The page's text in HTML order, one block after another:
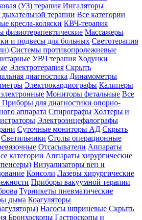
(УЗ) терапия Ингаляторы
терапии Все категории
кресла-коляски КВЧ-терапия
физиотерапевтические Массажеры
и подвесы для больных Светотерапия
Системы противопролежневые
УВЧ терапия Ходунки
Электротерапия Скрыть
диагностика Динамометры
Электрокардиографы Калиперы
Мониторы фетальные Все
Приборы для диагностики опорно-
аппарата Спирографы Холтеры и
Электроэнцефалографы
Суточные мониторы АД Скрыть
Светильники Столы операционные
Отсасыватели Аппараты
категории Аппараты хирургические
Визуализаторы вен и
Консоли Лазеры хирургические
Приборы вакуумной терапии
Турникеты пневматические
дыма Коагуляторы
Насосы шприцевые Скрыть
Бронхоскопы Гастроскопы и